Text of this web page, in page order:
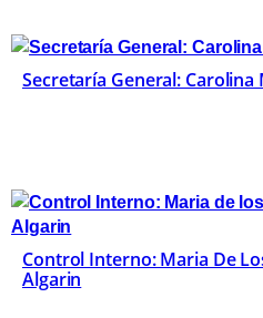
Secretaría General:
Control Interno: Maria De
Algarin